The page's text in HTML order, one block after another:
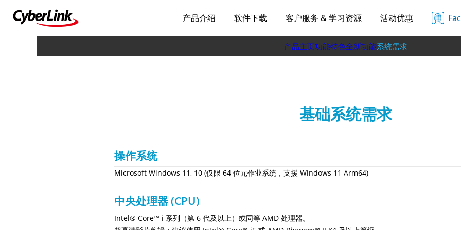
产品介绍 软件下载 客户服务 & 学习资源 活动优惠
产品主页功能特色全新功能系统需求
基础系统需求
操作系统
Microsoft Windows 11, 10 (仅限 64 位元作业系统，支援 Windows 11 Arm64)
中央处理器 (CPU)
Intel® Core™ i 系列（第 6 代及以上）或同等 AMD 处理器。